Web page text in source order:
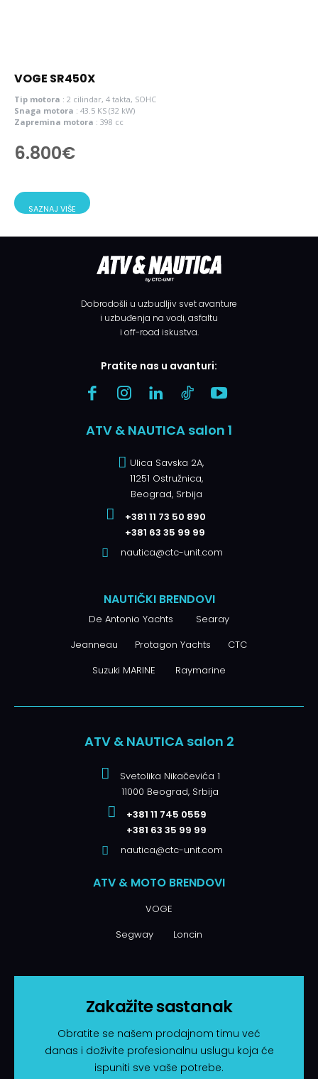
VOGE SR450X
Tip motora : 2 cilindar, 4 takta, SOHC
Snaga motora : 43.5 KS (32 kW)
Zapremina motora : 398 cc
6.800€
SAZNAJ VIŠE
Dobrodošli u uzbudljiv svet avanture
i uzbuđenja na vodi, asfaltu
i off-road iskustva.
Pratite nas u avanturi:
ATV & NAUTICA salon 1
Ulica Savska 2A,
11251 Ostružnica,
Beograd, Srbija
+381 11 73 50 890
+381 63 35 99 99
nautica@ctc-unit.com
NAUTIČKI BRENDOVI
De Antonio Yachts
Searay
Jeanneau Protagon Yachts
CTC
Suzuki MARINE Raymarine
ATV & NAUTICA salon 2
Svetolika Nikačevića 1
11000 Beograd, Srbija
+381 11 745 0559
+381 63 35 99 99
nautica@ctc-unit.com
ATV & MOTO BRENDOVI
VOGE
Segway Loncin
Zakažite sastanak
Obratite se našem prodajnom timu već
danas i doživite profesionalnu uslugu koja će
ispuniti sve vaše potrebe.